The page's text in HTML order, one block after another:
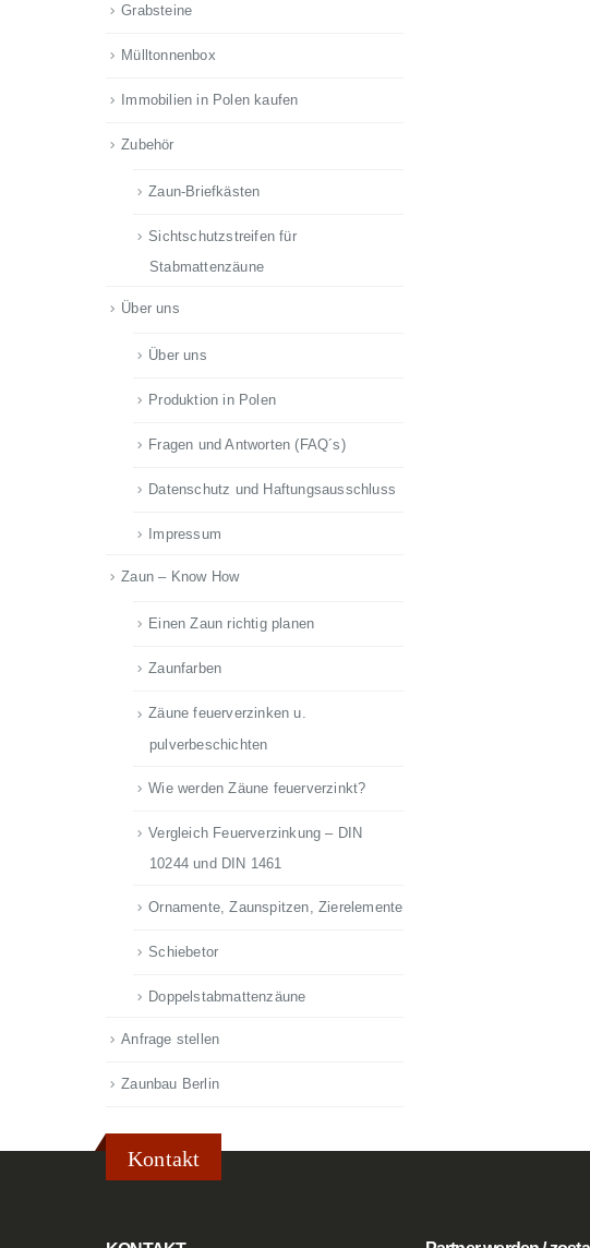
Grabsteine
Mülltonnenbox
Immobilien in Polen kaufen
Zubehör
Zaun-Briefkästen
Sichtschutzstreifen für
Stabmattenzäune
Über uns
Über uns
Produktion in Polen
Fragen und Antworten (FAQ´s)
Datenschutz und Haftungsausschluss
Impressum
Zaun – Know How
Einen Zaun richtig planen
Zaunfarben
Zäune feuerverzinken u.
pulverbeschichten
Wie werden Zäune feuerverzinkt?
Vergleich Feuerverzinkung – DIN
10244 und DIN 1461
Ornamente, Zaunspitzen, Zierelemente
Schiebetor
Doppelstabmattenzäune
Anfrage stellen
Zaunbau Berlin
Kontakt